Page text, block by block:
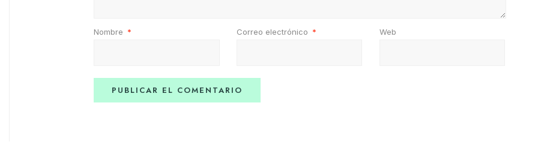
Nombre * Correo electrónico * Web